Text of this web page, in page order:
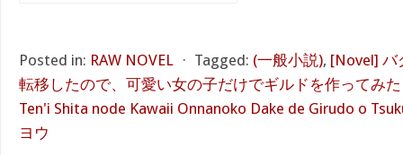
Posted in: RAW NOVEL ⋅ Tagged: (一般小説), [Novel] バ
転移したので、可愛い女の子だけでギルドを作ってみ
Ten'i Shita node Kawaii Onnanoko Dake de Girudo o
ヨウ